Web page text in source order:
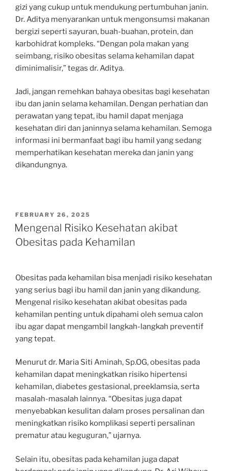
gizi yang cukup untuk mendukung pertumbuhan janin.
Dr. Aditya menyarankan untuk mengonsumsi makanan
bergizi seperti sayuran, buah-buahan, protein, dan
karbohidrat kompleks. “Dengan pola makan yang
seimbang, risiko obesitas selama kehamilan dapat
diminimalisir,” tegas dr. Aditya.
Jadi, jangan remehkan bahaya obesitas bagi kesehatan
ibu dan janin selama kehamilan. Dengan perhatian dan
perawatan yang tepat, ibu hamil dapat menjaga
kesehatan diri dan janinnya selama kehamilan. Semoga
informasi ini bermanfaat bagi ibu hamil yang sedang
memperhatikan kesehatan mereka dan janin yang
dikandungnya.
POSTED
ON
FEBRUARY 26, 2025
Mengenal Risiko Kesehatan akibat
Obesitas pada Kehamilan
Obesitas pada kehamilan bisa menjadi risiko kesehatan
yang serius bagi ibu hamil dan janin yang dikandung.
Mengenal risiko kesehatan akibat obesitas pada
kehamilan penting untuk dipahami oleh semua calon
ibu agar dapat mengambil langkah-langkah preventif
yang tepat.
Menurut dr. Maria Siti Aminah, Sp.OG, obesitas pada
kehamilan dapat meningkatkan risiko hipertensi
kehamilan, diabetes gestasional, preeklamsia, serta
masalah-masalah lainnya. “Obesitas juga dapat
menyebabkan kesulitan dalam proses persalinan dan
meningkatkan risiko komplikasi seperti persalinan
prematur atau keguguran,” ujarnya.
Selain itu, obesitas pada kehamilan juga dapat